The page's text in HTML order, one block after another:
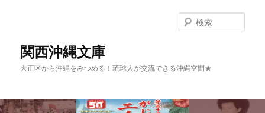
関西沖縄文庫
大正区から沖縄をみつめる！琉球人が交流できる沖縄空間★
索